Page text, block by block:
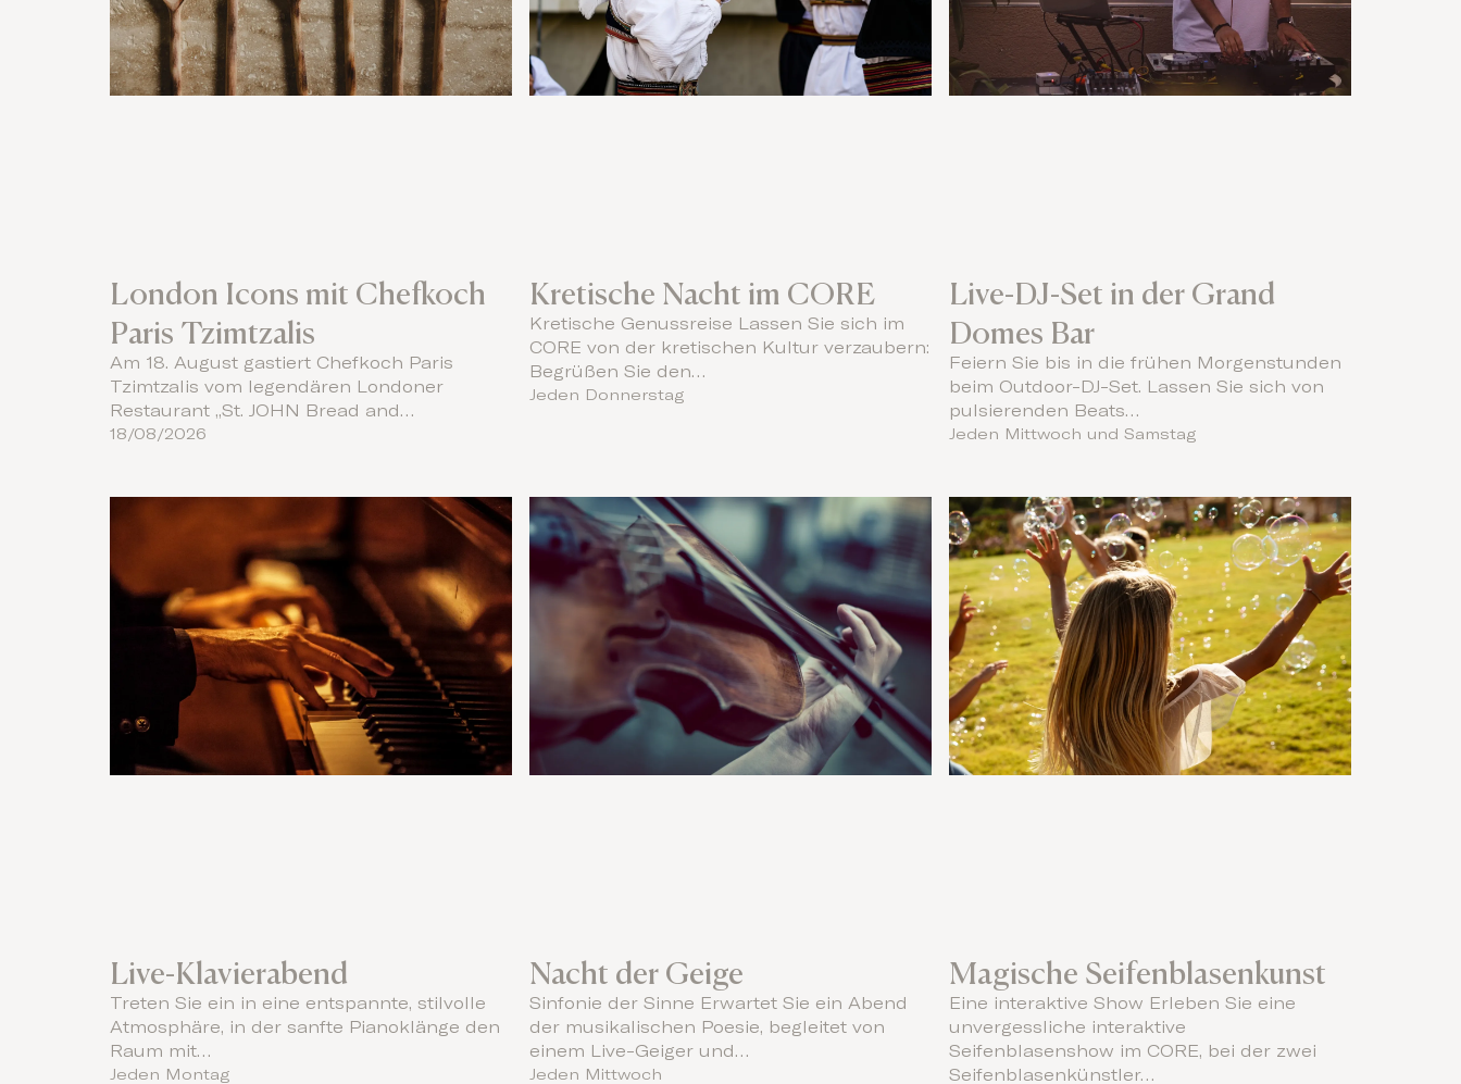
London Icons mit Chefkoch
Paris Tzimtzalis
Am 18. August gastiert Chefkoch Paris
Tzimtzalis vom legendären Londoner
Restaurant „St. JOHN Bread and…
18/08/2026
Kretische Nacht im CORE
Kretische Genussreise Lassen Sie sich im
CORE von der kretischen Kultur verzaubern:
Begrüßen Sie den…
Jeden Donnerstag
Live-DJ-Set in der Grand
Domes Bar
Feiern Sie bis in die frühen Morgenstunden
beim Outdoor-DJ-Set. Lassen Sie sich von
pulsierenden Beats…
Jeden Mittwoch und Samstag
Live-Klavierabend
Treten Sie ein in eine entspannte, stilvolle
Atmosphäre, in der sanfte Pianoklänge den
Raum mit…
Jeden Montag
Nacht der Geige
Sinfonie der Sinne Erwartet Sie ein Abend
der musikalischen Poesie, begleitet von
einem Live-Geiger und…
Jeden Mittwoch
Magische Seifenblasenkunst
Eine interaktive Show Erleben Sie eine
unvergessliche interaktive
Seifenblasenshow im CORE, bei der zwei
Seifenblasenkünstler…